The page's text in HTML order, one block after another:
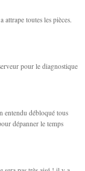
attrape toutes les pièces.
pour le diagnostique
entendu débloqué tous
dépanner le temps